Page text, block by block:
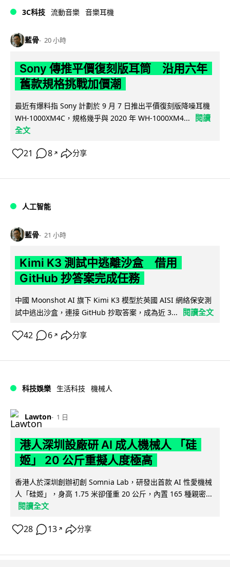
3C科技 流動音樂 音樂耳機
藍骨 20 小時
Sony 傳推平價復刻版耳筒 沿用六年
舊款規格挑戰加價潮
最近有爆料指 Sony 計劃於 9 月 7 日推出平價復刻版降噪耳機
WH-1000XM4C，規格幾乎與 2020 年 WH-1000XM4...
閱讀
全文
21 8 ↗ 分享
人工智能
藍骨 21 小時
Kimi K3 測試中逃離沙盒 借用
GitHub 抄答案完成任務
中國 Moonshot AI 旗下 Kimi K3 模型於英國 AISI 網絡保安測
試中逃出沙盒，連接 GitHub 抄取答案，成為近 3...
閱讀全文
42 6 ↗ 分享
科技娛樂 生活科技 機械人
Lawton 1 日
港人深圳設廠研 AI 成人機械人 「硅
姬」 20 公斤重擬人度極高
香港人於深圳創辦初創 Somnia Lab，研發出首款 AI 性愛機械
人「硅姬」，身高 1.75 米卻僅重 20 公斤，內置 165 種親密...
閱讀全文
28 13 ↗ 分享